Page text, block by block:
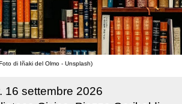
di Iñaki del Olmo - Unsplash)
16 settembre 2026